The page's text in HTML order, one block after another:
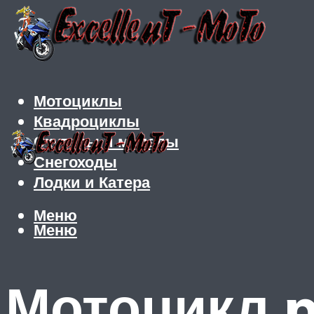
Мотоциклы
Квадроциклы
Скутеры и мопеды
Снегоходы
Лодки и Катера
Меню
Меню